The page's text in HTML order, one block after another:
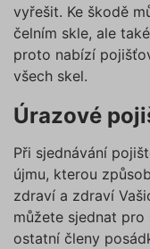
vyřešit. Ke škodě
čelním skle, ale
proto nabízí
všech skel.
Úrazové
Při sjednávání
újmu, kterou
zdraví a zdraví
můžete sjednat
ostatní členy